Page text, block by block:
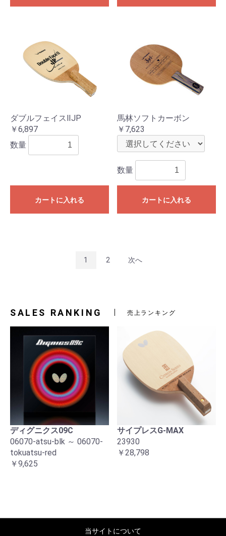
ダブルフェイスⅡJP
￥6,897
数量
カートに入れる
馬林ソフトカーボン
￥7,623
数量
カートに入れる
1 2 次へ
SALES RANKING 売上ランキング
ディグニクス09C
06070-atsu-blk ～ 06070-
tokuatsu-red
￥9,625
サイプレスG-MAX
23930
￥28,798
当サイトについて